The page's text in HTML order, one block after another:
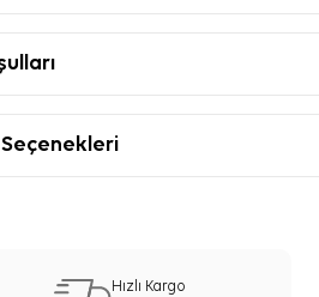
Hızlı Kargo